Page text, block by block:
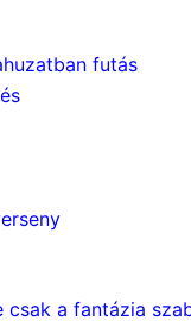
futás
csak a fantázia